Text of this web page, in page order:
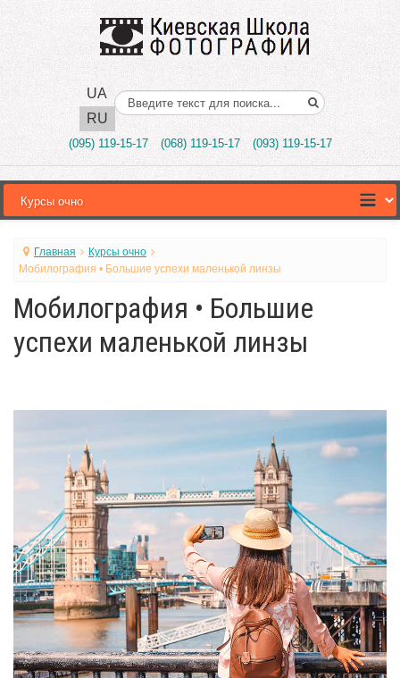
UA
RU
Поиск..
(095) 119-15-17 (068) 119-15-17 (093) 119-15-17
Главная
Курсы очно
Мобилография • Большие успехи маленькой линзы
Мобилография • Большие
успехи маленькой линзы